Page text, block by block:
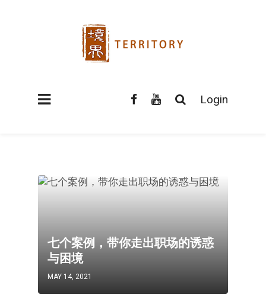
Login
七个案例，带你走出职场的诱惑
与困境
MAY 14, 2021